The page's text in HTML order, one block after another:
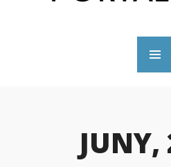
JUNY,